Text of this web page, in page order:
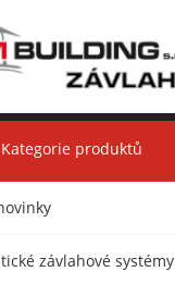
Kategorie produktů
závlahové systémy